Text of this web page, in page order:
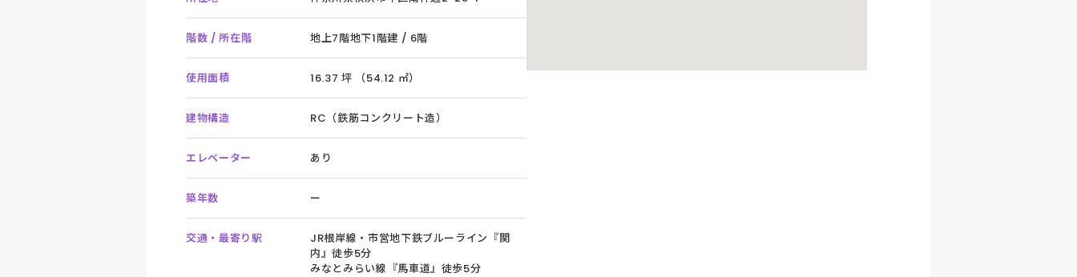
階数 / 所在階 地上7階地下1階建 / 6階
使用面積 16.37 坪 （54.12 ㎡）
建物構造 RC（鉄筋コンクリート造）
エレベーター あり
築年数 ー
交通・最寄り駅
JR根岸線・市営地下鉄ブルーライン『関
内』徒歩5分
みなとみらい線『馬車道』徒歩5分